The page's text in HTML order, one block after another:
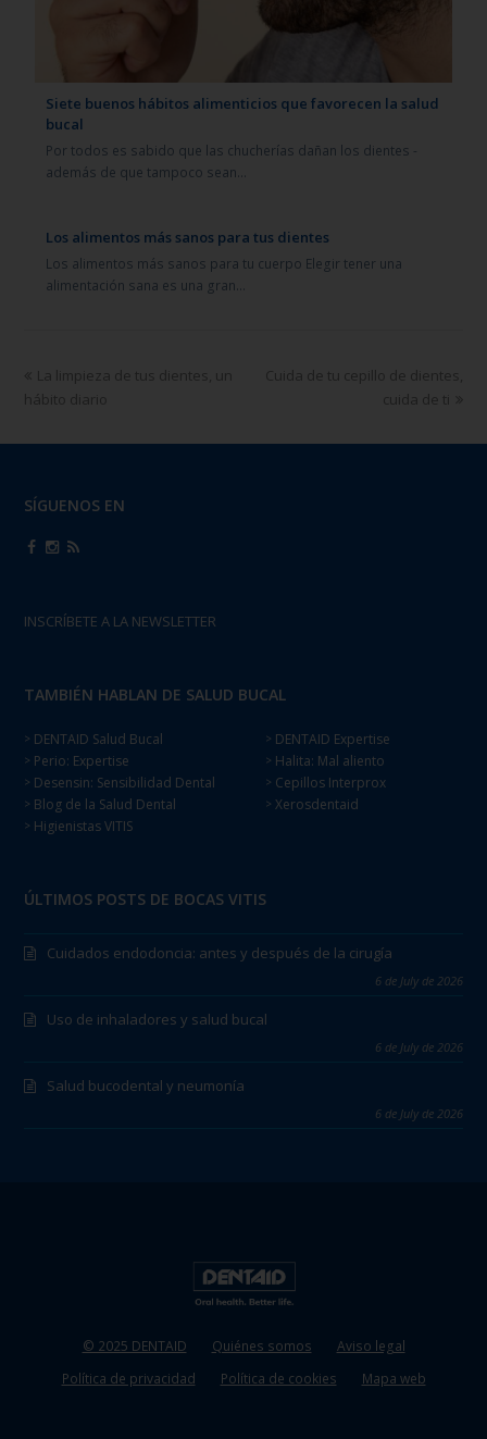
Siete buenos hábitos alimenticios que favorecen la salud
bucal
Por todos es sabido que las chucherías dañan los dientes -
además de que tampoco sean…
Los alimentos más sanos para tus dientes
Los alimentos más sanos para tu cuerpo Elegir tener una
alimentación sana es una gran…
La limpieza de tus dientes, un
hábito diario
Cuida de tu cepillo de dientes,
cuida de ti
SÍGUENOS EN
INSCRÍBETE A LA NEWSLETTER
TAMBIÉN HABLAN DE SALUD BUCAL
> DENTAID Salud Bucal
> Perio: Expertise
> Desensin: Sensibilidad Dental
> Blog de la Salud Dental
> Higienistas VITIS
> DENTAID Expertise
> Halita: Mal aliento
> Cepillos Interprox
> Xerosdentaid
ÚLTIMOS POSTS DE BOCAS VITIS
Cuidados endodoncia: antes y después de la cirugía
6 de July de 2026
Uso de inhaladores y salud bucal
6 de July de 2026
Salud bucodental y neumonía
6 de July de 2026
© 2025 DENTAID Quiénes somos
Aviso legal
Política de privacidad
Política de cookies Mapa web